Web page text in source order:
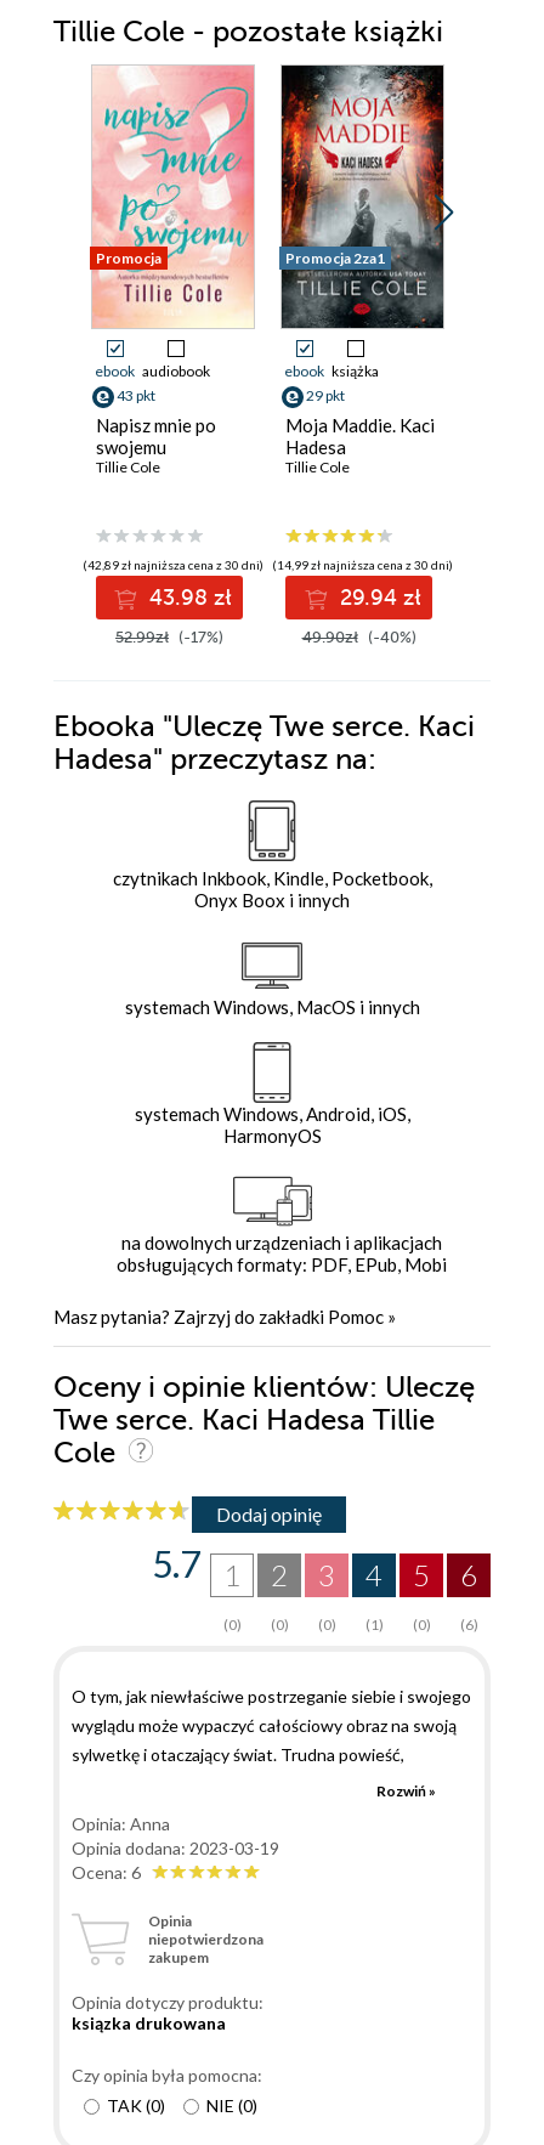
Tillie Cole - pozostałe książki
Promocja
ebook audiobook
43 pkt
Napisz mnie po
swojemu
Tillie Cole
(42,89 zł najniższa cena z 30 dni)
43.98 zł
52.99zł (-17%)
Promocja 2za1
ebook książka
29 pkt
Moja Maddie. Kaci
Hadesa
Tillie Cole
(14,99 zł najniższa cena z 30 dni)
29.94 zł
49.90zł (-40%)
Ebooka "Uleczę Twe serce. Kaci
Hadesa" przeczytasz na:
czytnikach Inkbook, Kindle, Pocketbook,
Onyx Boox i innych
systemach Windows, MacOS i innych
systemach Windows, Android, iOS,
HarmonyOS
na dowolnych urządzeniach i aplikacjach
obsługujących formaty: PDF, EPub, Mobi
Masz pytania? Zajrzyj do zakładki Pomoc »
Oceny i opinie klientów: Uleczę
Twe serce. Kaci Hadesa Tillie
Cole
Dodaj opinię
6
(6)
5
(0)
4
(1)
3
(0)
2
(0)
1
(0)
5.7
O tym, jak niewłaściwe postrzeganie siebie i swojego
wyglądu może wypaczyć całościowy obraz na swoją
sylwetkę i otaczający świat. Trudna powieść,
wymagająca pewnej dozy samokontroli i niemal
to dla miłośniczek niecodziennego, mroczniejszego,
trudnego romansu, z pełną powagą polecam.
Rozwiń »
Opinia: Anna
Opinia dodana: 2023-03-19
Ocena: 6
Opinia
niepotwierdzona
zakupem
Opinia dotyczy produktu:
ksiązka drukowana
Czy opinia była pomocna:
TAK(0) NIE (0)